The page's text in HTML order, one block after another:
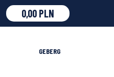
0,00 PLN
GEBERG